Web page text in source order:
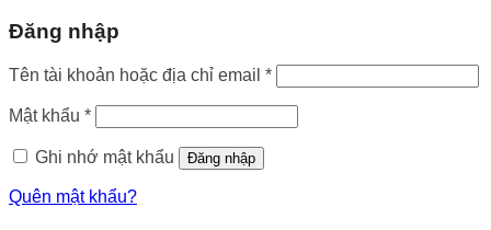
Đăng nhập
Tên tài khoản hoặc địa chỉ email *Bắt
buộc
Mật khẩu *Bắt
buộc
Ghi nhớ mật khẩu
Đăng nhập
Quên mật khẩu?